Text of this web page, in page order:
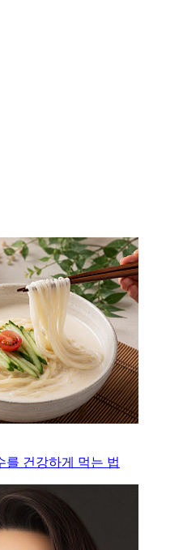
를 건강하게 먹는 법